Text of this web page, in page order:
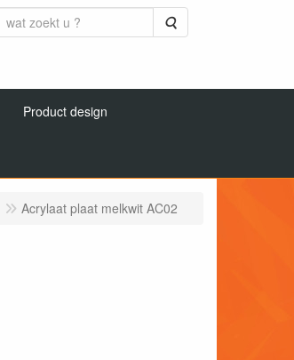
Zoeken
Product design
Acrylaat plaat melkwit AC02